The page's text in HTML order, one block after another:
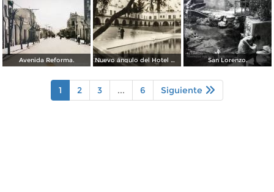
Avenida Reforma. Nuevo ángulo del Hotel Garci Crespo San Lorenzo.
1 2 3 ... 6 Siguiente